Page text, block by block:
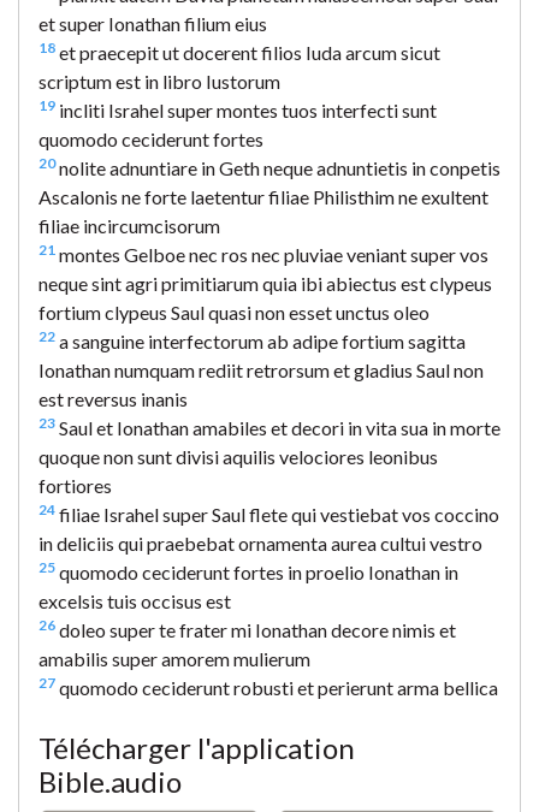
et super Ionathan filium eius
18 et praecepit ut docerent filios Iuda arcum sicut
scriptum est in libro Iustorum
19 incliti Israhel super montes tuos interfecti sunt
quomodo ceciderunt fortes
20nolite adnuntiare in Geth neque adnuntietis in conpetis
Ascalonis ne forte laetentur filiae Philisthim ne exultent
filiae incircumcisorum
21 montes Gelboe nec ros nec pluviae veniant super vos
neque sint agri primitiarum quia ibi abiectus est clypeus
fortium clypeus Saul quasi non esset unctus oleo
22 a sanguine interfectorum ab adipe fortium sagitta
Ionathan numquam rediit retrorsum et gladius Saul non
est reversus inanis
23 Saul et Ionathan amabiles et decori in vita sua in morte
quoque non sunt divisi aquilis velociores leonibus
fortiores
24 filiae Israhel super Saul flete qui vestiebat vos coccino
in deliciis qui praebebat ornamenta aurea cultui vestro
25 quomodo ceciderunt fortes in proelio Ionathan in
excelsis tuis occisus est
26 doleo super te frater mi Ionathan decore nimis et
amabilis super amorem mulierum
27 quomodo ceciderunt robusti et perierunt arma bellica
Télécharger l'application
Bible.audio